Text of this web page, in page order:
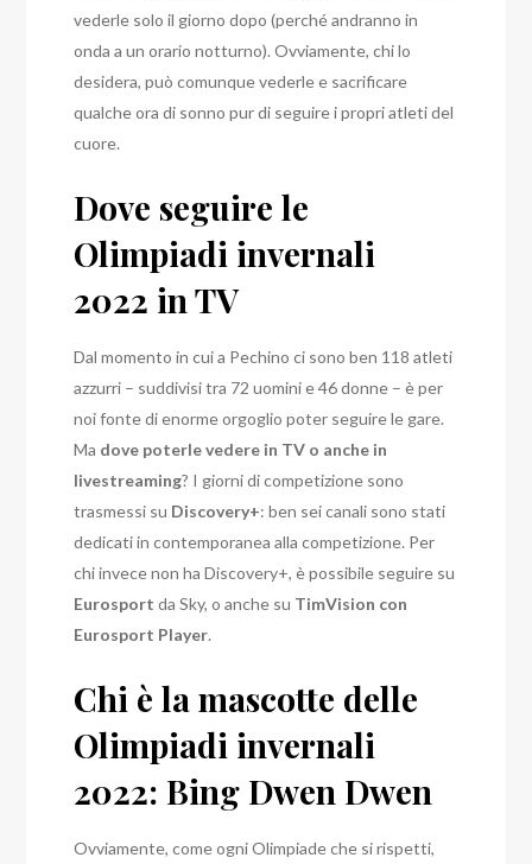
vederle solo il giorno dopo (perché andranno in
onda a un orario notturno). Ovviamente, chi lo
desidera, può comunque vederle e sacrificare
qualche ora di sonno pur di seguire i propri atleti del
cuore.
Dove seguire le
Olimpiadi invernali
2022 in TV
Dal momento in cui a Pechino ci sono ben 118 atleti
azzurri – suddivisi tra 72 uomini e 46 donne – è per
noi fonte di enorme orgoglio poter seguire le gare.
Ma dove poterle vedere in TV o anche in
livestreaming? I giorni di competizione sono
trasmessi su Discovery+: ben sei canali sono stati
dedicati in contemporanea alla competizione. Per
chi invece non ha Discovery+, è possibile seguire su
Eurosport da Sky, o anche su TimVision con
Eurosport Player.
Chi è la mascotte delle
Olimpiadi invernali
2022: Bing Dwen Dwen
Ovviamente, come ogni Olimpiade che si rispetti,